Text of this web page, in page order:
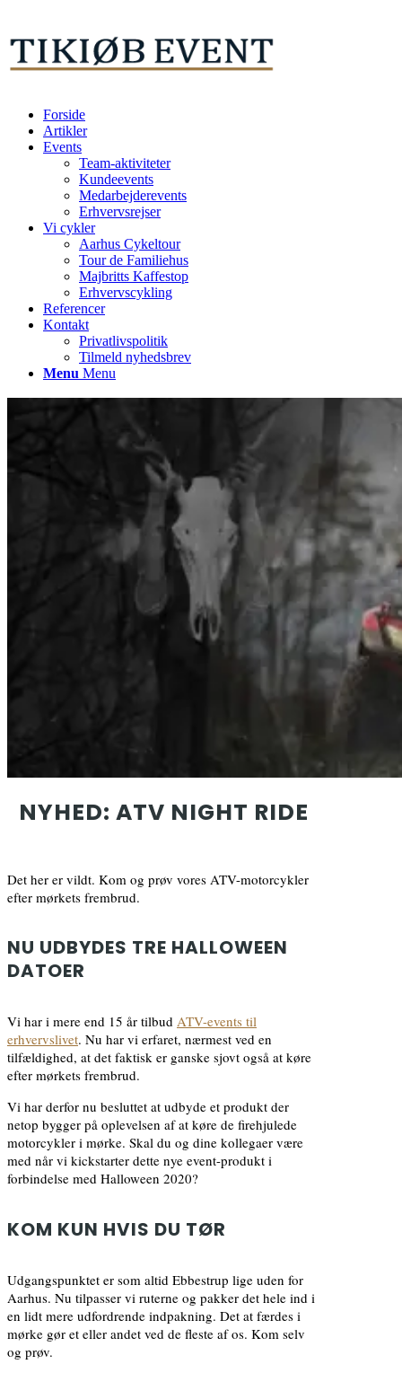
Forside
Artikler
Events
Team-aktiviteter
Kundeevents
Medarbejderevents
Erhvervsrejser
Vi cykler
Aarhus Cykeltour
Tour de Familiehus
Majbritts Kaffestop
Erhvervscykling
Referencer
Kontakt
Privatlivspolitik
Tilmeld nyhedsbrev
Menu Menu
NYHED: ATV NIGHT RIDE
Det her er vildt. Kom og prøv vores ATV-motorcykler
efter mørkets frembrud.
NU UDBYDES TRE HALLOWEEN
DATOER
Vi har i mere end 15 år tilbud ATV-events til
erhvervslivet. Nu har vi erfaret, nærmest ved en
tilfældighed, at det faktisk er ganske sjovt også at køre
efter mørkets frembrud.
Vi har derfor nu besluttet at udbyde et produkt der
netop bygger på oplevelsen af at køre de firehjulede
motorcykler i mørke. Skal du og dine kollegaer være
med når vi kickstarter dette nye event-produkt i
forbindelse med Halloween 2020?
KOM KUN HVIS DU TØR
Udgangspunktet er som altid Ebbestrup lige uden for
Aarhus. Nu tilpasser vi ruterne og pakker det hele ind i
en lidt mere udfordrende indpakning. Det at færdes i
mørke gør et eller andet ved de fleste af os. Kom selv
og prøv.